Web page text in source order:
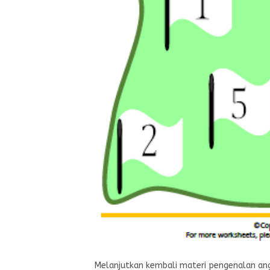
Melanjutkan kembali materi pengenalan